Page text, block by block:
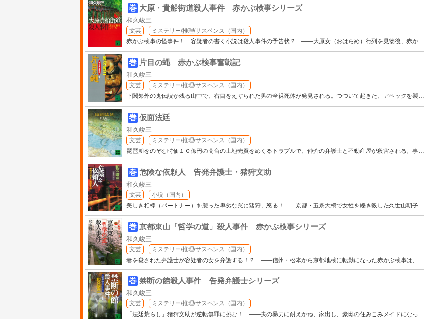
巻 大原・貴船街道殺人事件 赤かぶ検事シリーズ
和久峻三
文芸
ミステリー/推理/サスペンス（国内）
赤かぶ検事の怪事件！ 容疑者の書く小説は殺人事件の予告状？ ――大原女（おはらめ）行列を見物後、赤か…
巻 片目の蝿 赤かぶ検事奮戦記
和久峻三
文芸
ミステリー/推理/サスペンス（国内）
下関郊外の鬼伝説が残る山中で、右目をえぐられた男の全裸死体が発見される。つづいて起きた、アベックを襲…
巻 仮面法廷
和久峻三
文芸
ミステリー/推理/サスペンス（国内）
琵琶湖をのぞむ時価１０億円の高台の土地売買をめぐるトラブルで、仲介の弁護士と不動産屋が殺害される。事…
巻 危険な依頼人 告発弁護士・猪狩文助
和久峻三
文芸
小説（国内）
美しき相棒（パートナー）を襲った卑劣な罠に猪狩、怒る！――京都・五条大橋で女性を轢き殺した久世山朝子…
巻 京都東山「哲学の道」殺人事件 赤かぶ検事シリーズ
和久峻三
文芸
ミステリー/推理/サスペンス（国内）
妻を殺された弁護士が容疑者の女を弁護する！？ ――信州・松本から京都地検に転勤になった赤かぶ検事は、 …
巻 禁断の館殺人事件 告発弁護士シリーズ
和久峻三
文芸
ミステリー/推理/サスペンス（国内）
「法廷荒らし」猪狩文助が逆転無罪に挑む！ ――夫の暴力に耐えかね、家出し、豪邸の住みこみメイドになっ…